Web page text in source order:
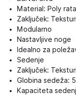
Material: Poly
Zaključek:
Modularno
Nastavljive noge
Idealno za
Sedenje
Zaključek:
Globina sedeža:
Kapaciteta